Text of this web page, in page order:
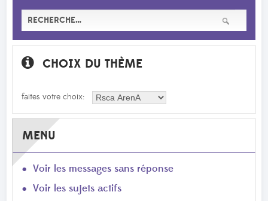
CHOIX DU THÈME
faites votre choix:
MENU
Voir les messages sans réponse
Voir les sujets actifs